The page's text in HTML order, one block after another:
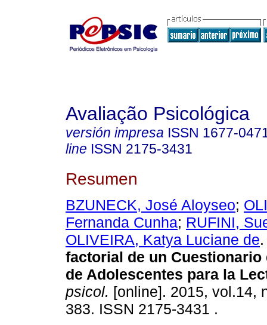
Avaliação Psicológica
versión impresa ISSN 1677-
line ISSN 2175-3431
Resumen
BZUNECK, José Aloyseo;
Fernanda Cunha; RUFINI,
OLIVEIRA, Katya Luciane de.
factorial de un Cuestionario
de Adolescentes para la
psicol. [online]. 2015, vol.14,
383. ISSN 2175-3431 .